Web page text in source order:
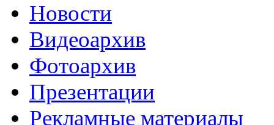
Новости
Видеоархив
Фотоархив
Презентации
Рекламные материалы